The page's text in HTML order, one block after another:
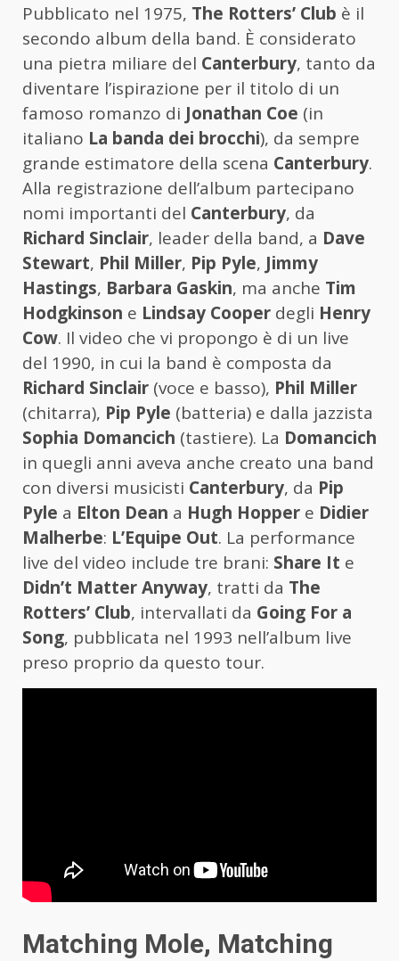
Pubblicato nel 1975, The Rotters’ Club è il
secondo album della band. È considerato
una pietra miliare del Canterbury, tanto da
diventare l’ispirazione per il titolo di un
famoso romanzo di Jonathan Coe (in
italiano La banda dei brocchi), da sempre
grande estimatore della scena Canterbury.
Alla registrazione dell’album partecipano
nomi importanti del Canterbury, da
Richard Sinclair, leader della band, a Dave
Stewart, Phil Miller, Pip Pyle, Jimmy
Hastings, Barbara Gaskin, ma anche Tim
Hodgkinson e Lindsay Cooper degli Henry
Cow. Il video che vi propongo è di un live
del 1990, in cui la band è composta da
Richard Sinclair (voce e basso), Phil Miller
(chitarra), Pip Pyle (batteria) e dalla jazzista
Sophia Domancich (tastiere). La Domancich
in quegli anni aveva anche creato una band
con diversi musicisti Canterbury, da Pip
Pyle a Elton Dean a Hugh Hopper e Didier
Malherbe: L’Equipe Out. La performance
live del video include tre brani: Share It e
Didn’t Matter Anyway, tratti da The
Rotters’ Club, intervallati da Going For a
Song, pubblicata nel 1993 nell’album live
preso proprio da questo tour.
Matching Mole, Matching